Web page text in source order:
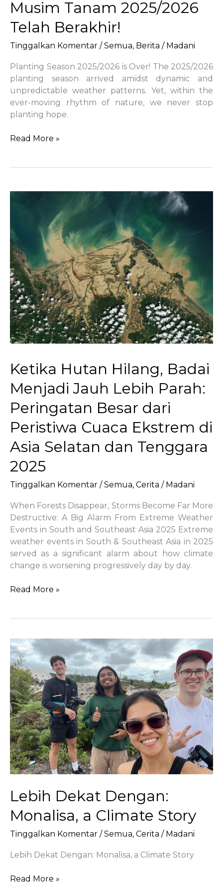
Musim Tanam 2025/2026
Telah Berakhir!
Tinggalkan Komentar /Semua, Berita / Madani
Planting Season 2025/2026 is Over! The 2025/2026
planting season arrived amidst dynamic and
unpredictable weather patterns. Yet, within the
ever-moving rhythm of nature, we never stop
planting hope.
Musim
Read More »
Ketika Hutan Hilang, Badai
Menjadi Jauh Lebih Parah:
Peringatan Besar dari
Peristiwa Cuaca Ekstrem di
Asia Selatan dan Tenggara
2025
Tinggalkan Komentar /Semua, Cerita / Madani
When Forests Disappear, Storms Become Far More
Destructive: A Big Alarm From Extreme Weather
Events in South and Southeast Asia 2025 Extreme
weather events in South & Southeast Asia in 2025
served as a significant alarm about how climate
change is worsening progressively day by day.
Ketika
Menjadi
Jauh
Lebih
Parah:
Peringatan
Besar
dari
Peristiwa
Cuaca
Ekstrem
di
Asia
dan
2025
Read More »
Lebih Dekat Dengan:
Monalisa, a Climate Story
Tinggalkan Komentar /Semua, Cerita / Madani
Lebih Dekat Dengan: Monalisa, a Climate Story
Lebih
Read More »